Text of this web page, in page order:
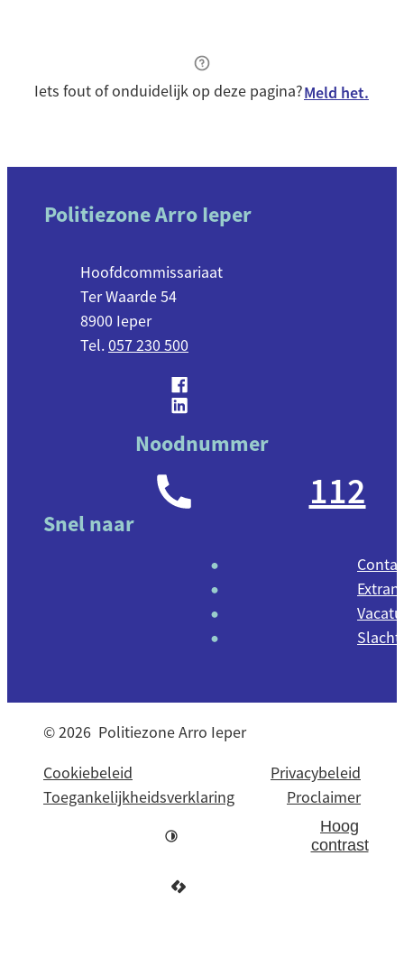
Iets fout of onduidelijk op deze pagina?Meld het.
Contact & openingsuren
Politiezone Arro Ieper
AdresHoofdcommissariaat
Ter Waarde 54
,8900 Ieper
057 230 500
Politiezone Arro Ieper
Politiezone Arro Ieper
Noodnummer
112
Snel naar
© 2026 Politiezone Arro Ieper
Cookiebeleid
Privacybeleid
Toegankelijkheidsverklaring
Proclaimer
Hoog
contrast